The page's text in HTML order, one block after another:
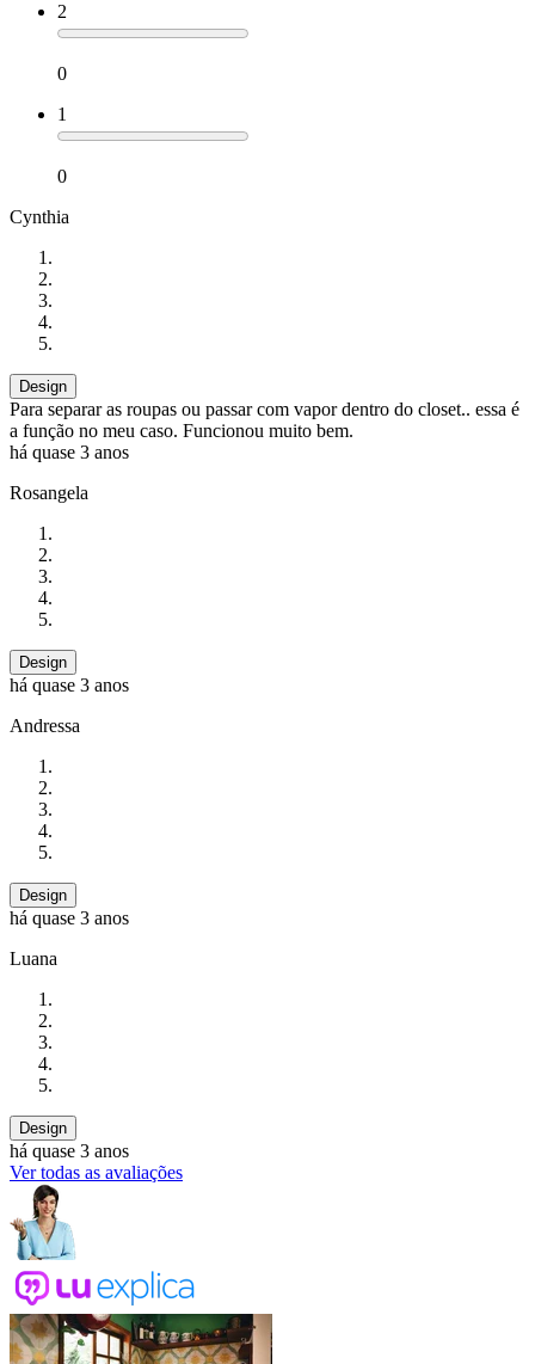
2
0
1
0
Cynthia
Design
Para separar as roupas ou passar com vapor dentro do closet.. essa é
a função no meu caso. Funcionou muito bem.
há quase 3 anos
Rosangela
Design
há quase 3 anos
Andressa
Design
há quase 3 anos
Luana
Design
há quase 3 anos
Ver todas as avaliações